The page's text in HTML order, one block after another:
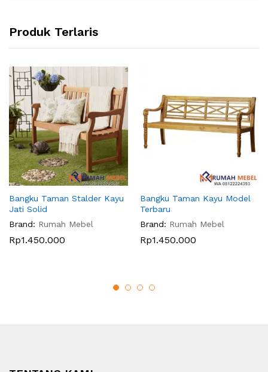
Produk Terlaris
Bangku Taman Stalder Kayu
Jati Solid
Brand: Rumah Mebel
Rp1.450.000
Bangku Taman Kayu Model
Terbaru
Brand: Rumah Mebel
Rp1.450.000